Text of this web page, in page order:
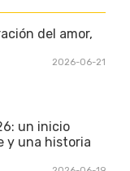
del amor,
2026-06-21
un inicio
y una historia